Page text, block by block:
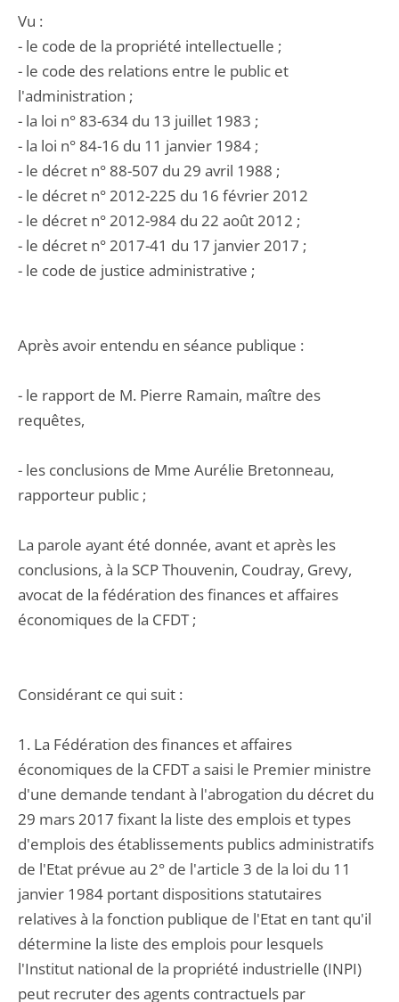
Vu :
- le code de la propriété intellectuelle ;
- le code des relations entre le public et
l'administration ;
- la loi n° 83-634 du 13 juillet 1983 ;
- la loi n° 84-16 du 11 janvier 1984 ;
- le décret n° 88-507 du 29 avril 1988 ;
- le décret n° 2012-225 du 16 février 2012
- le décret n° 2012-984 du 22 août 2012 ;
- le décret n° 2017-41 du 17 janvier 2017 ;
- le code de justice administrative ;
Après avoir entendu en séance publique :
- le rapport de M. Pierre Ramain, maître des
requêtes,
- les conclusions de Mme Aurélie Bretonneau,
rapporteur public ;
La parole ayant été donnée, avant et après les
conclusions, à la SCP Thouvenin, Coudray, Grevy,
avocat de la fédération des finances et affaires
économiques de la CFDT ;
Considérant ce qui suit :
1. La Fédération des finances et affaires
économiques de la CFDT a saisi le Premier ministre
d'une demande tendant à l'abrogation du décret du
29 mars 2017 fixant la liste des emplois et types
d'emplois des établissements publics administratifs
de l'Etat prévue au 2° de l'article 3 de la loi du 11
janvier 1984 portant dispositions statutaires
relatives à la fonction publique de l'Etat en tant qu'il
détermine la liste des emplois pour lesquels
l'Institut national de la propriété industrielle (INPI)
peut recruter des agents contractuels par